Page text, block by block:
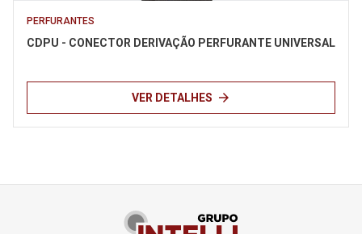
PERFURANTES
CDPU - CONECTOR DERIVAÇÃO PERFURANTE UNIVERSAL
VER DETALHES arrow_forward